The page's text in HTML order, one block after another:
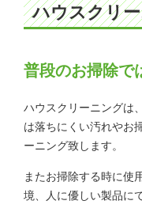
ハウスクリ
普段のお掃除で
ハウスクリーニングは
は落ちにくい汚れやお
ーニング致します。
またお掃除する時に使
境、人に優しい製品に